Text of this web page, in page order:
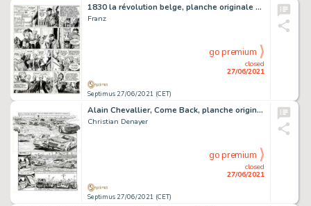
1830 la révolution belge, planche originale Ã l'encre…
Franz
Septimus 27/06/2021 (CET)
closed
27/06/2021
go premium
Alain Chevallier, Come Back, planche originale Ã …
Christian Denayer
Septimus 27/06/2021 (CET)
closed
27/06/2021
go premium